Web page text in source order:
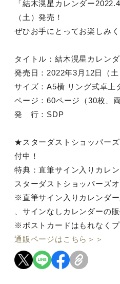
「結木滉星カレンダー
（土）発売！
ぜひお手にとってお楽しみく
タイトル：結木滉星カレン
発売日：2022年3月12日（土
サイズ：A5横 リング式卓上
ページ：60ページ（30枚、
発 行：SDP
★スターダストショッパー
付中！
特典：直筆サイン入りカレ
スターダストショッパーズオ
※直筆サイン入りカレンダ
、サインなしカレンダーの
※ポストカードはもれなくプ
通販ページはこちら＞＞